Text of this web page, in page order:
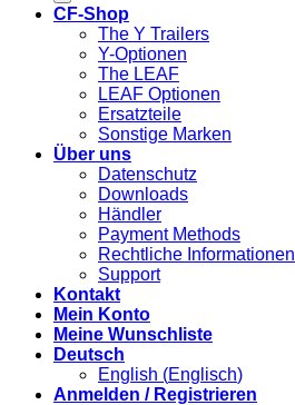
CF-Shop
The Y Trailers
Y-Optionen
The LEAF
LEAF Optionen
Ersatzteile
Sonstige Marken
Über uns
Datenschutz
Downloads
Händler
Payment Methods
Rechtliche Informationen
Support
Kontakt
Mein Konto
Meine Wunschliste
Deutsch
English (Englisch)
Anmelden / Registrieren